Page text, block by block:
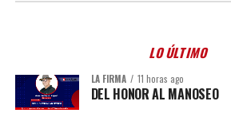
LO ÚLTIMO
LA FIRMA 11 horas ago
DEL HONOR AL MANOSEO